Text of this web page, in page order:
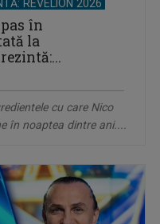
REVELION 2026
în
la
cu care Nico
în noaptea dintre ani....